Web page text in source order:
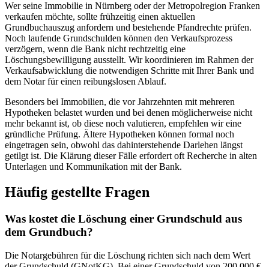
Wer seine Immobilie in Nürnberg oder der Metropolregion Franken
verkaufen möchte, sollte frühzeitig einen aktuellen
Grundbuchauszug anfordern und bestehende Pfandrechte prüfen.
Noch laufende Grundschulden können den Verkaufsprozess
verzögern, wenn die Bank nicht rechtzeitig eine
Löschungsbewilligung ausstellt. Wir koordinieren im Rahmen der
Verkaufsabwicklung die notwendigen Schritte mit Ihrer Bank und
dem Notar für einen reibungslosen Ablauf.
Besonders bei Immobilien, die vor Jahrzehnten mit mehreren
Hypotheken belastet wurden und bei denen möglicherweise nicht
mehr bekannt ist, ob diese noch valutieren, empfehlen wir eine
gründliche Prüfung. Ältere Hypotheken können formal noch
eingetragen sein, obwohl das dahinterstehende Darlehen längst
getilgt ist. Die Klärung dieser Fälle erfordert oft Recherche in alten
Unterlagen und Kommunikation mit der Bank.
Häufig gestellte Fragen
Was kostet die Löschung einer Grundschuld aus
dem Grundbuch?
Die Notargebühren für die Löschung richten sich nach dem Wert